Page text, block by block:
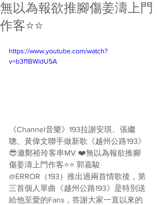
無以為報欲推腳傷姜濤上門
作客⭐️⭐️
https://www.youtube.com/watch?
v=b3f1BWidU5A
《Channel音樂》193拉謝安琪、張繼
聰、黃偉文聯手做新歌《越州公路193》
😎邀鄭裕玲客串MV ❤️無以為報欲推腳
傷姜濤上門作客⭐️⭐️ 郭嘉駿
@ERROR（193）推出過兩首情歌後，第
三首個人單曲《越州公路193》是特別送
給他至愛的Fans，答謝大家一直以來的